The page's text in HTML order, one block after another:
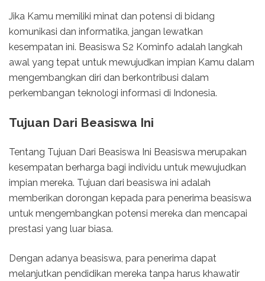
Jika Kamu memiliki minat dan potensi di bidang
komunikasi dan informatika, jangan lewatkan
kesempatan ini. Beasiswa S2 Kominfo adalah langkah
awal yang tepat untuk mewujudkan impian Kamu dalam
mengembangkan diri dan berkontribusi dalam
perkembangan teknologi informasi di Indonesia.
Tujuan Dari Beasiswa Ini
Tentang Tujuan Dari Beasiswa Ini Beasiswa merupakan
kesempatan berharga bagi individu untuk mewujudkan
impian mereka. Tujuan dari beasiswa ini adalah
memberikan dorongan kepada para penerima beasiswa
untuk mengembangkan potensi mereka dan mencapai
prestasi yang luar biasa.
Dengan adanya beasiswa, para penerima dapat
melanjutkan pendidikan mereka tanpa harus khawatir